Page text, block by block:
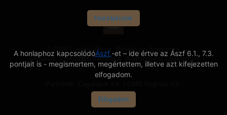
© 2026 Ludányi Pince. Minden jog fenntartva.
Általános Szerződési Feltételek
Hozzájárulok
A honlaphoz kapcsolódóÁszf.-et – ide értve az Ászf 6.1., 7.3.
pontjait is - megismertem, megértettem, illetve azt kifejezetten
elfogadom.
Elfogadom